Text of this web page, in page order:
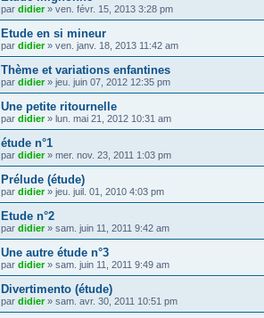
par didier» ven. févr. 15, 2013 3:28 pm
Etude en si mineur
par didier» ven. janv. 18, 2013 11:42 am
Thème et variations enfantines
par didier» jeu. juin 07, 2012 12:35 pm
Une petite ritournelle
par didier» lun. mai 21, 2012 10:31 am
étude n°1
par didier» mer. nov. 23, 2011 1:03 pm
Prélude (étude)
par didier» jeu. juil. 01, 2010 4:03 pm
Etude n°2
par didier» sam. juin 11, 2011 9:42 am
Une autre étude n°3
par didier» sam. juin 11, 2011 9:49 am
Divertimento (étude)
par didier» sam. avr. 30, 2011 10:51 pm